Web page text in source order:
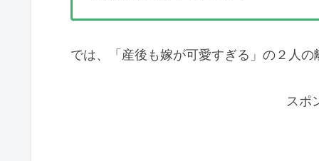
では、「産後も嫁が可愛すぎる」の２人
スポ